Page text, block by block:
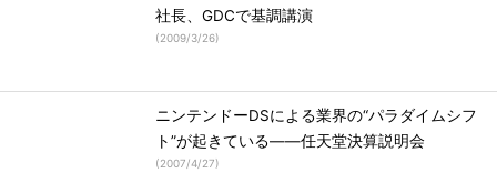
社長、GDCで基調講演
(2009/3/26)
ニンテンドーDSによる業界の“パラダイムシフ
ト”が起きている――任天堂決算説明会
(2007/4/27)